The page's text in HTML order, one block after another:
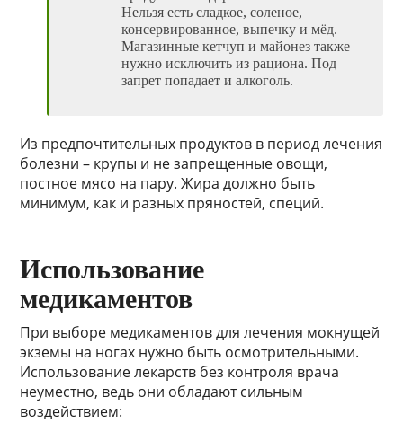
Нельзя есть сладкое, соленое,
консервированное, выпечку и мёд.
Магазинные кетчуп и майонез также
нужно исключить из рациона. Под
запрет попадает и алкоголь.
Из предпочтительных продуктов в период лечения
болезни – крупы и не запрещенные овощи,
постное мясо на пару. Жира должно быть
минимум, как и разных пряностей, специй.
Использование
медикаментов
При выборе медикаментов для лечения мокнущей
экземы на ногах нужно быть осмотрительными.
Использование лекарств без контроля врача
неуместно, ведь они обладают сильным
воздействием: